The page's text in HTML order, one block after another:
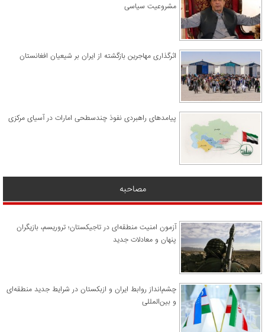
مشروعیت سیاسی
اثرگذاری مهاجرین بازگشته از ایران بر شیعیان افغانستان
پیامدهای راهبردی نفوذ چندسطحی امارات در آسیای مرکزی
مصاحبه
آزمون امنیت منطقه‌ای در تاجیکستان؛ تروریسم، بازیگران
پنهان و معادلات جدید
چشم‌انداز روابط ایران و ازبکستان در شرایط جدید منطقه‌ای
و بین‌المللی